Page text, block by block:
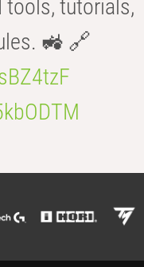
tools, tutorials,
🚜 🔗